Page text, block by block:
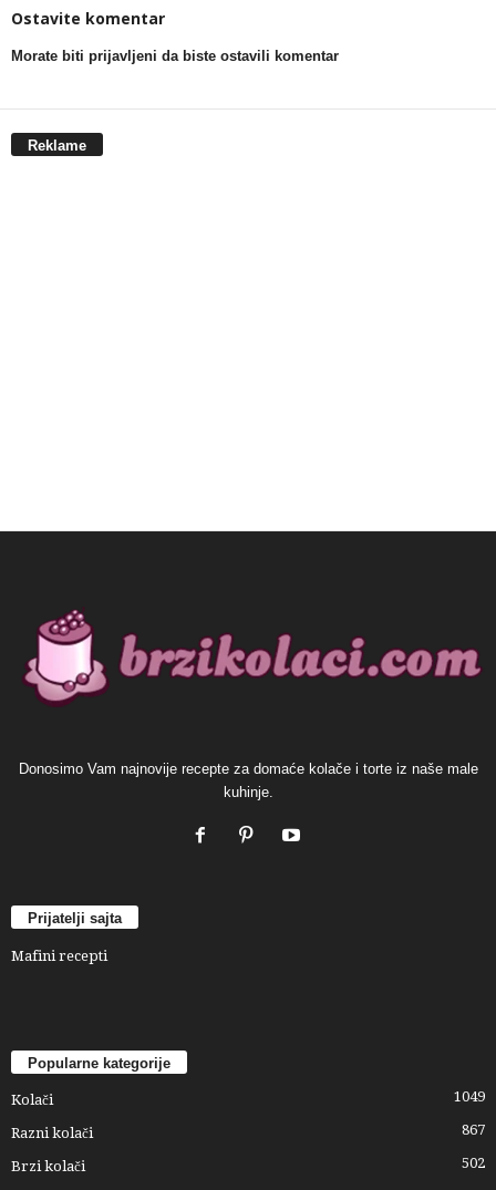
Ostavite komentar
Morate biti prijavljeni da biste ostavili komentar
Reklame
Donosimo Vam najnovije recepte za domaće kolače i torte iz naše male
kuhinje.
Prijatelji sajta
Mafini recepti
Popularne kategorije
Kolači 1049
Razni kolači 867
Brzi kolači
502